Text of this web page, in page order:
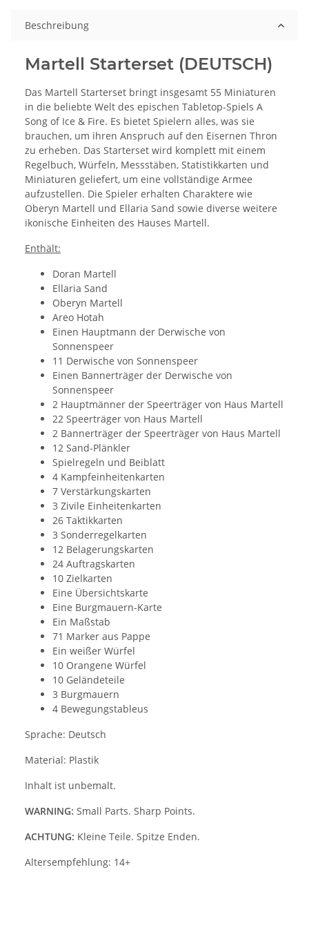
Beschreibung
Martell Starterset (DEUTSCH)
Das Martell Starterset bringt insgesamt 55 Miniaturen
in die beliebte Welt des epischen Tabletop-Spiels A
Song of Ice & Fire. Es bietet Spielern alles, was sie
brauchen, um ihren Anspruch auf den Eisernen Thron
zu erheben. Das Starterset wird komplett mit einem
Regelbuch, Würfeln, Messstäben, Statistikkarten und
Miniaturen geliefert, um eine vollständige Armee
aufzustellen. Die Spieler erhalten Charaktere wie
Oberyn Martell und Ellaria Sand sowie diverse weitere
ikonische Einheiten des Hauses Martell.
Enthält:
Doran Martell
Ellaria Sand
Oberyn Martell
Areo Hotah
Einen Hauptmann der Derwische von
Sonnenspeer
11 Derwische von Sonnenspeer
Einen Bannerträger der Derwische von
Sonnenspeer
2 Hauptmänner der Speerträger von Haus Martell
22 Speerträger von Haus Martell
2 Bannerträger der Speerträger von Haus Martell
12 Sand-Plänkler
Spielregeln und Beiblatt
4 Kampfeinheitenkarten
7 Verstärkungskarten
3 Zivile Einheitenkarten
26 Taktikkarten
3 Sonderregelkarten
12 Belagerungskarten
24 Auftragskarten
10 Zielkarten
Eine Übersichtskarte
Eine Burgmauern-Karte
Ein Maßstab
71 Marker aus Pappe
Ein weißer Würfel
10 Orangene Würfel
10 Geländeteile
3 Burgmauern
4 Bewegungstableus
Sprache: Deutsch
Material: Plastik
Inhalt ist unbemalt.
WARNING: Small Parts. Sharp Points.
ACHTUNG: Kleine Teile. Spitze Enden.
Altersempfehlung: 14+